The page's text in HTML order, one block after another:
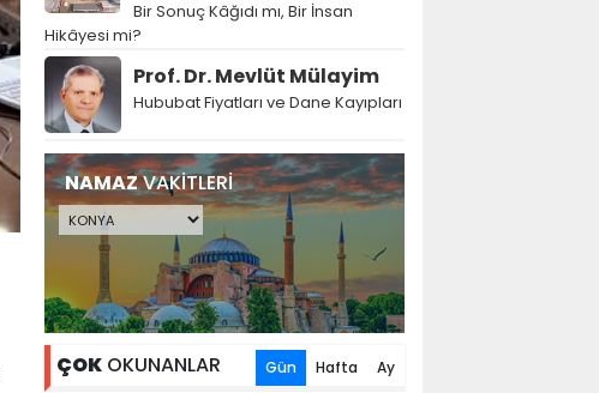
Bir Sonuç Kâğıdı mı, Bir İnsan
Hikâyesi mi?
Prof. Dr. Mevlüt Mülayim
Hububat Fiyatları ve Dane Kayıpları
NAMAZVAKİTLERİ
ÇOK OKUNANLAR Gün Hafta Ay